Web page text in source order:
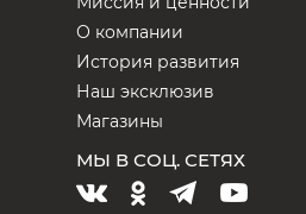
О компании
История развития
Наш эксклюзив
Магазины
МЫ В СОЦ. СЕТЯХ